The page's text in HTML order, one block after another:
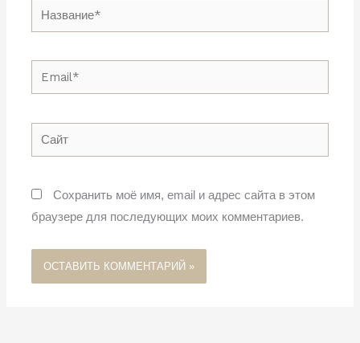
Название*
Email*
Сайт
Сохранить моё имя, email и адрес сайта в этом
браузере для последующих моих комментариев.